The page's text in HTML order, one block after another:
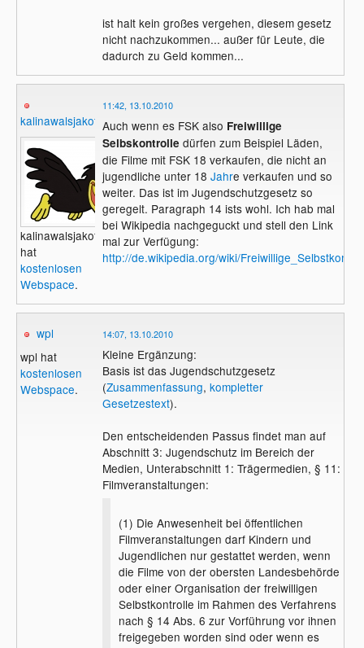
ist halt kein großes vergehen, diesem gesetz
nicht nachzukommen... außer für Leute, die
dadurch zu Geld kommen...
kalinawalsjakoff
kalinawalsjakoff
hat
kostenlosen
Webspace.
11:42, 13.10.2010
Auch wenn es FSK also Freiwillige
Selbskontrolle dürfen zum Beispiel Läden,
die Filme mit FSK 18 verkaufen, die nicht an
jugendliche unter 18 Jahre verkaufen und so
weiter. Das ist im Jugendschutzgesetz so
geregelt. Paragraph 14 ists wohl. Ich hab mal
bei Wikipedia nachgeguckt und stell den Link
mal zur Verfügung:
http://de.wikipedia.org/wiki/
wpl
wpl hat
kostenlosen
Webspace.
14:07, 13.10.2010
Kleine Ergänzung:
Basis ist das Jugendschutzgesetz
(Zusammenfassung, kompletter
Gesetzestext).
Den entscheidenden Passus findet man auf
Abschnitt 3: Jugendschutz im Bereich der
Medien, Unterabschnitt 1: Trägermedien, § 11:
Filmveranstaltungen:
(1) Die Anwesenheit bei öffentlichen
Filmveranstaltungen darf Kindern und
Jugendlichen nur gestattet werden, wenn
die Filme von der obersten Landesbehörde
oder einer Organisation der freiwilligen
Selbstkontrolle im Rahmen des Verfahrens
nach § 14 Abs. 6 zur Vorführung vor ihnen
freigegeben worden sind oder wenn es